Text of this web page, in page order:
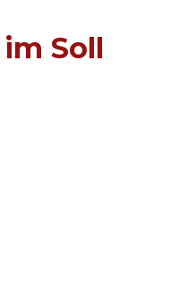
im Soll